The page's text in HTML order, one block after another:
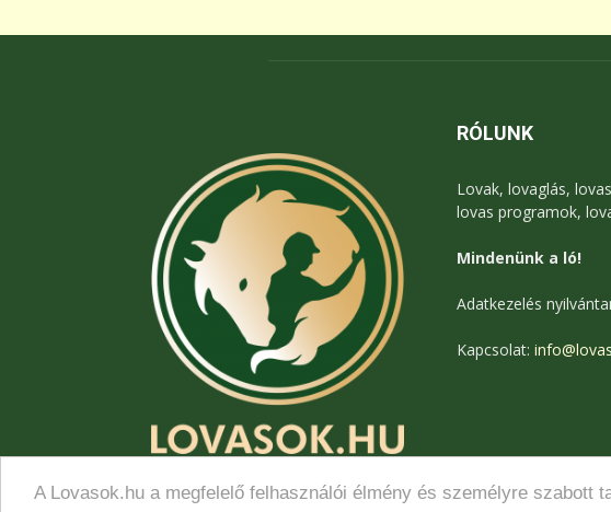
A Lovasok.hu a megfelelő felhasználói élmény és személyre szabott
RÓLUNK
Lovak, lovaglás,
lovas programok,
Mindenünk a ló!
Adatkezelés
Kapcsolat:
© Lovasok.hu